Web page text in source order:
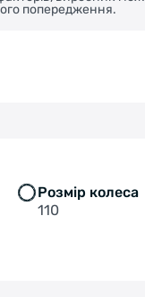
попередження.
Розмір колеса
110